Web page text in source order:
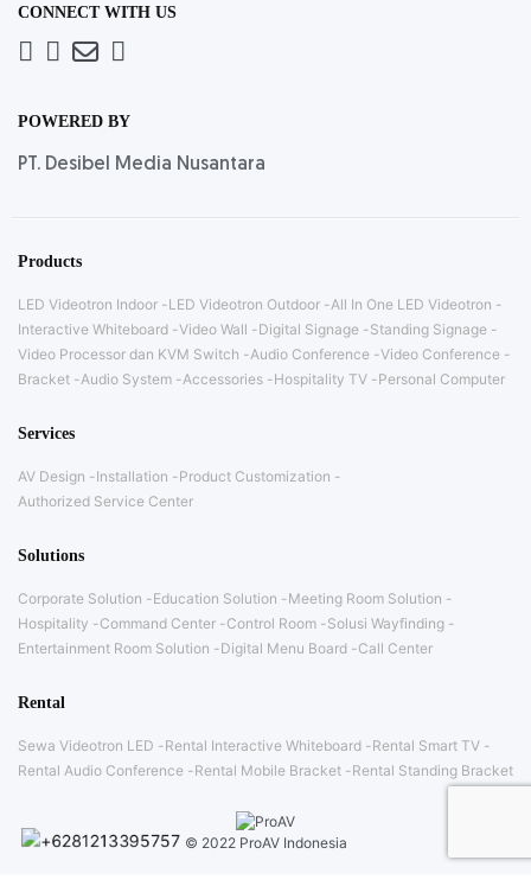
CONNECT WITH US
Whatsapp
LinkedIn
POWERED BY
PT. Desibel Media Nusantara
Products
LED Videotron Indoor LED Videotron Outdoor
All In One LED Videotron
Interactive Whiteboard Video Wall Digital Signage
Standing Signage
Video Processor dan KVM Switch
Audio Conference Video Conference
Bracket
Audio System Accessories Hospitality TV Personal Computer
Services
AV Design Installation
Product Customization
Authorized Service Center
Solutions
Corporate Solution Education Solution
Meeting Room Solution
Hospitality
Command Center Control Room
Solusi Wayfinding
Entertainment Room Solution
Digital Menu Board Call Center
Rental
Sewa Videotron LED Rental Interactive Whiteboard
Rental Smart TV
Rental Audio Conference
Rental Mobile Bracket Rental Standing Bracket
© 2022 ProAV Indonesia